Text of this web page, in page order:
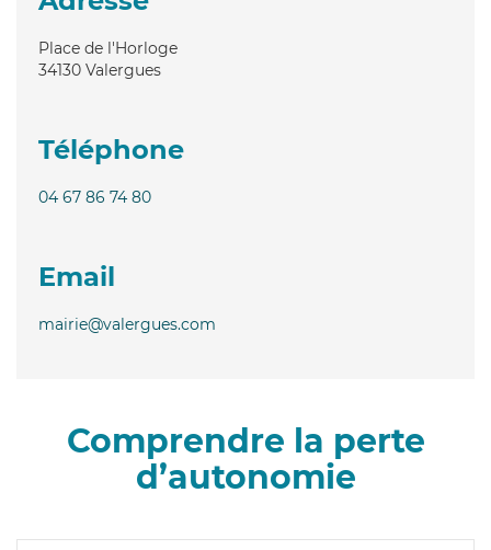
Place de l'Horloge
34130 Valergues
Téléphone
04 67 86 74 80
Email
mairie@valergues.com
Comprendre la perte
d’autonomie